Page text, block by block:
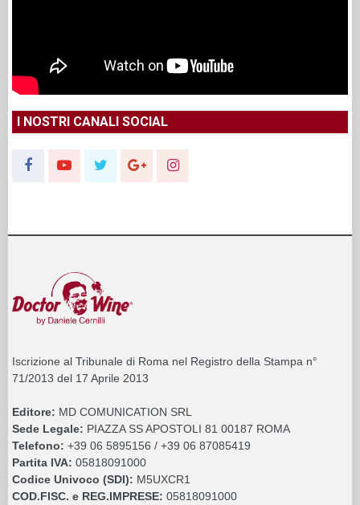
I NOSTRI CANALI SOCIAL
Iscrizione al Tribunale di Roma nel Registro della Stampa n°
71/2013 del 17 Aprile 2013
Editore: MD COMUNICATION SRL
Sede Legale: PIAZZA SS APOSTOLI 81 00187 ROMA
Telefono: +39 06 5895156 / +39 06 87085419
Partita IVA: 05818091000
Codice Univoco (SDI): M5UXCR1
COD.FISC. e REG.IMPRESE: 05818091000